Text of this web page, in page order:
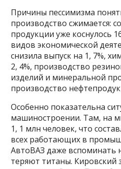
Причины пессимизма
производство сжимается:
продукции уже коснулось
видов экономической
снизила выпуск на 1, 7%,
2, 4%, производство
изделий и минеральной
производство
Особенно показательна
машиностроении. Там, на
1, 1 млн человек, что
всех работающих в
АвтоВАЗ даже вспоминать
теряют титаны. Кировский